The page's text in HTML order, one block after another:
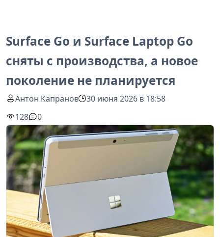
Surface Go и Surface Laptop Go
сняты с производства, а новое
поколение не планируется
Антон Капранов
30 июня 2026 в 18:58
128
0